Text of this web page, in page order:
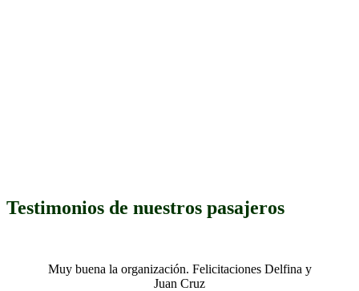
Testimonios de nuestros pasajeros
Muy buena la organización. Felicitaciones Delfina y
Juan Cruz